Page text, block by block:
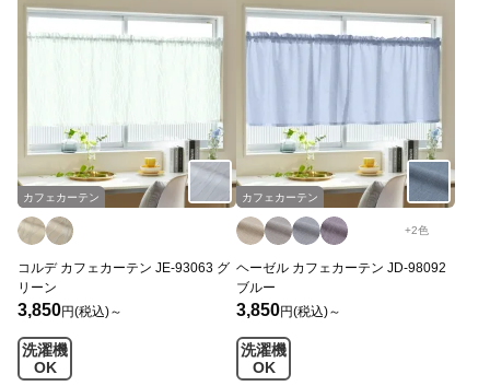
カフェカーテン
コルデ カフェカーテン JE-93063 グ
リーン
3,850円(税込)～
洗濯機
OK
カフェカーテン
+2色
ヘーゼル カフェカーテン JD-98092
ブルー
3,850円(税込)～
洗濯機
OK